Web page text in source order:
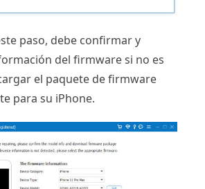
paso, debe confirmar y
del firmware si no es
el paquete de firmware
para su iPhone.